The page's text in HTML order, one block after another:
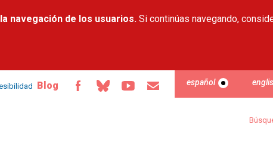
contenido
navegación de los usuarios. Si continúas navegando,
Blog español